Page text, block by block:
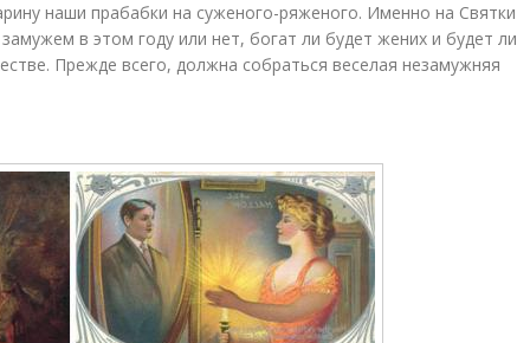
наши прабабки на суженого-ряженого. Именно на Святки
в этом году или нет, богат ли будет жених и будет ли
Прежде всего, должна собраться веселая незамужняя